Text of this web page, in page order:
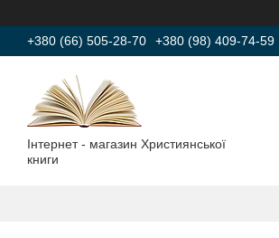
+380 (66) 505-28-70 +380 (98) 409-74-59
Інтернет - магазин Християнської
книги